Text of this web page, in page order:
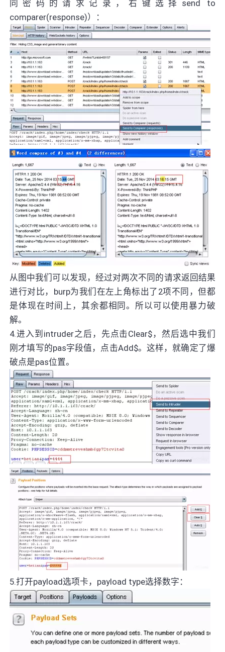
同密码的请求记录，右键选择send to
comparer(response)）：
从图中我们可以发现，经过对两次不同的请求返回结果
进行对比，burp为我们在左上角标出了2项不同，但都
是体现在时间上，其余都相同。所以可以使用暴力破
解。
4.进入到intruder之后，先点击Clear$，然后选中我们
刚才填写的pas字段值，点击Add$。这样，就确定了爆
破点是pas位置。
5.打开payload选项卡，payload type选择数字：